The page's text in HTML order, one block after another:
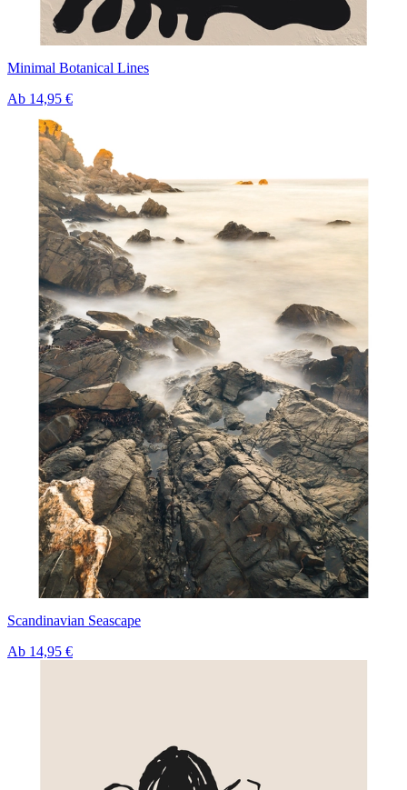
Minimal Botanical Lines
Ab 14,95 €
Scandinavian Seascape
Ab 14,95 €